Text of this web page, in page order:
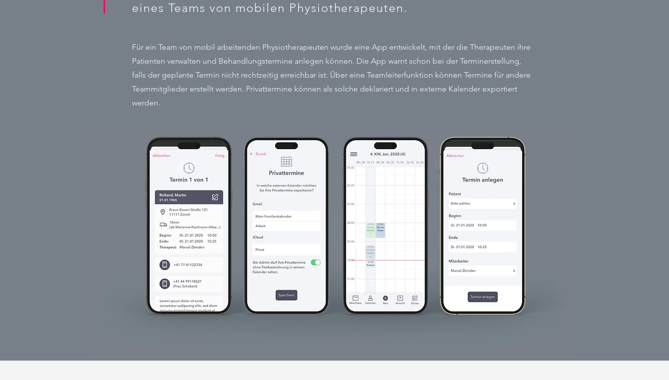
eines Teams von mobilen Physiotherapeuten.
Für ein Team von mobil arbeitenden Physiotherapeuten wurde eine App entwickelt, mit der die Therapeuten ihre
Patienten verwalten und Behandlungstermine anlegen können. Die App warnt schon bei der Terminerstellung,
falls der geplante Termin nicht rechtzeitig erreichbar ist. Über eine Teamleiterfunktion können Termine für andere
Teammitglieder erstellt werden. Privattermine können als solche deklariert und in externe Kalender exportiert
werden.